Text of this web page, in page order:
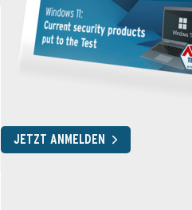
JETZT ANMELDEN